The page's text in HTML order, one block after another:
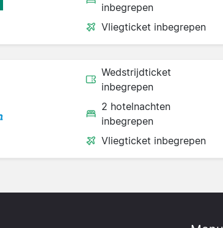
inbegrepen
Vliegticket inbegrepen
Wedstrijdticket
inbegrepen
2 hotelnachten
inbegrepen
Vliegticket inbegrepen